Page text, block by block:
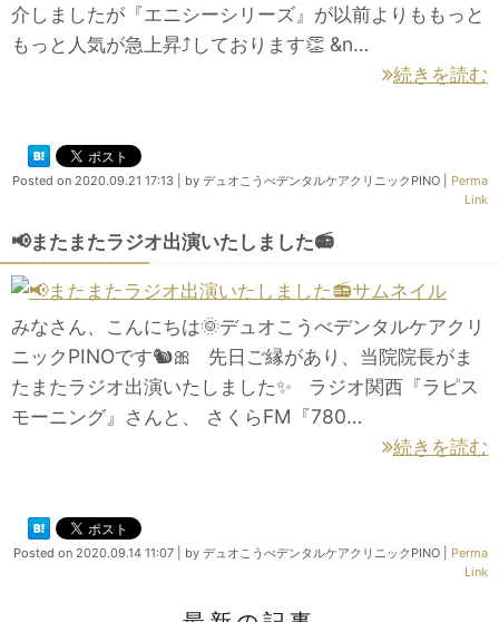
介しましたが『エニシーシリーズ』が以前よりももっと
もっと人気が急上昇⤴︎しております👏 &n…
続きを読む
Posted on 2020.09.21 17:13 by デュオこうべデンタルケアクリニックPINO
Perma
Link
📢またまたラジオ出演いたしました📻
みなさん、こんにちは🌞デュオこうべデンタルケアクリ
ニックPINOです🐿🎀 先日ご縁があり、当院院長がま
たまたラジオ出演いたしました✨ ラジオ関西『ラピス
モーニング』さんと、 さくらFM『780…
続きを読む
Posted on 2020.09.14 11:07 by デュオこうべデンタルケアクリニックPINO
Perma
Link